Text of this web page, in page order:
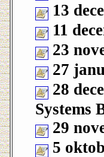
13
11
23
27
28
Systems
29
5